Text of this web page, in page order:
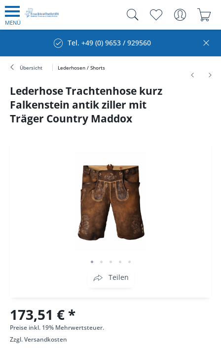
MENÜ
Tel. +49 (0) 9653 / 929560
Übersicht Lederhosen / Shorts
Lederhose Trachtenhose kurz
Falkenstein antik ziller mit
Träger Country Maddox
Teilen
173,51 € *
Preise inkl. 19% Mehrwertsteuer.
Zzgl.Versandkosten